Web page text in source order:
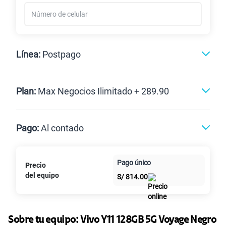
Línea: Postpago
Plan: Max Negocios Ilimitado + 289.90
Paga solo
125GBen alta velocidad
Paga solo S/ 95.90
Pago:Al contado
Al contado Cuotas Claro
Precio
del equipo
Pago único
S/814.00
Sobre tu equipo: Vivo Y11 128GB 5G Voyage Negro